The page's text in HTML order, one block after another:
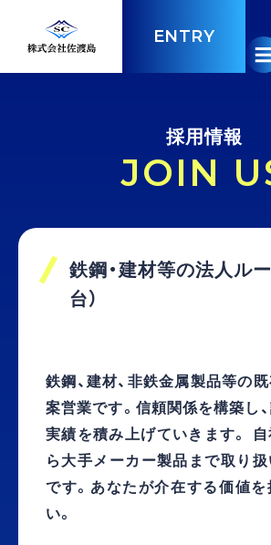
ENTRY
採用情報
JOIN
鉄鋼・建材等の法人ル
台）
鉄鋼、建材、非鉄金属製品等の
案営業です。信頼関係を構築し
実績を積み上げていきます。
ら大手メーカー製品まで取り
です。あなたが介在する価値を
い。